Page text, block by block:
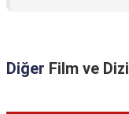
Diğer Film ve Dizi